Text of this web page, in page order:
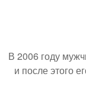
В 2006 году
и после этого